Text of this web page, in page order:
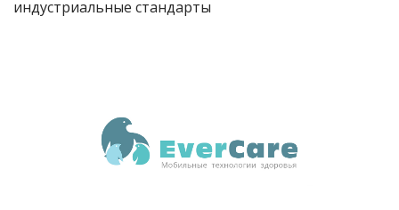
индустриальные стандарты